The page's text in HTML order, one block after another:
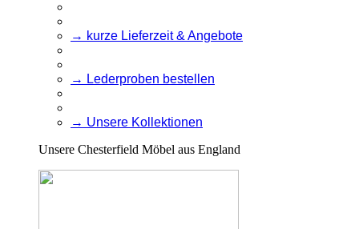
→ kurze Lieferzeit & Angebote
→ Lederproben bestellen
→ Unsere Kollektionen
Unsere Chesterfield Möbel aus England